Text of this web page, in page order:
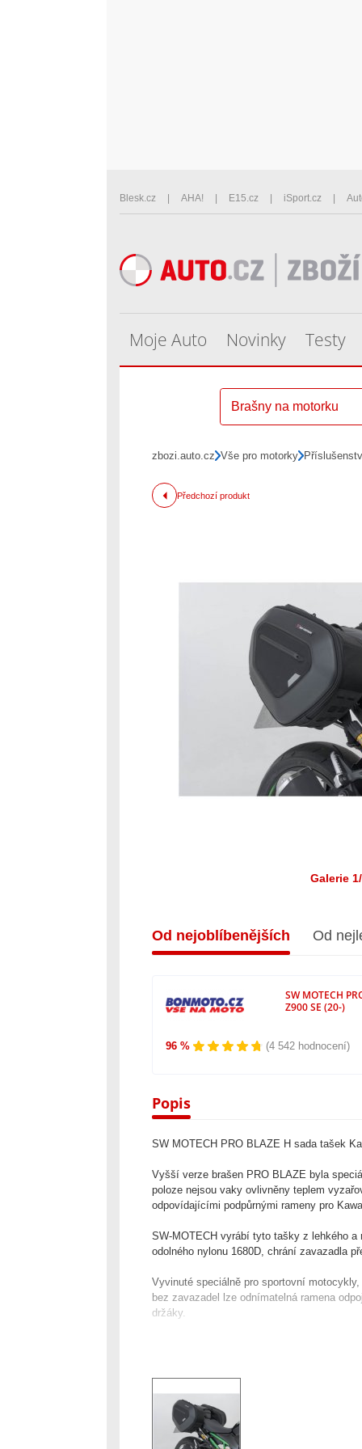
Blesk.cz AHA! E15.cz iSport.cz
Moje Auto Novinky Testy
Brašny na motorku
zbozi.auto.cz Vše pro motorky
Předchozí produkt
Galerie
Od nejoblíbenějších Od
96 % (4 542 hodnocení)
SW MOTECH
Z900 SE (20-)
Popis
SW MOTECH PRO BLAZE H sada tašek
Vyšší verze brašen PRO BLAZE byla
poloze nejsou vaky ovlivněny teplem
odpovídajícími podpůrnými rameny pro
SW-MOTECH vyrábí tyto tašky z lehkého
odolného nylonu 1680D, chrání zavazadla
Vyvinuté speciálně pro sportovní
bez zavazadel lze odnímatelná ramena
držáky.
Speciálně vyvinutá kola vyvinula
Podpůrné zbraně BLAZE